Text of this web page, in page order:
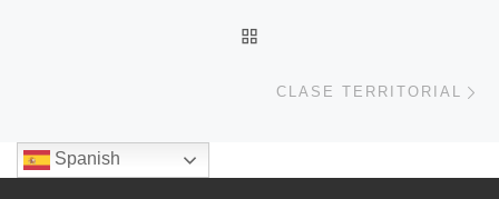
CLASE TERRITORIAL
Spanish